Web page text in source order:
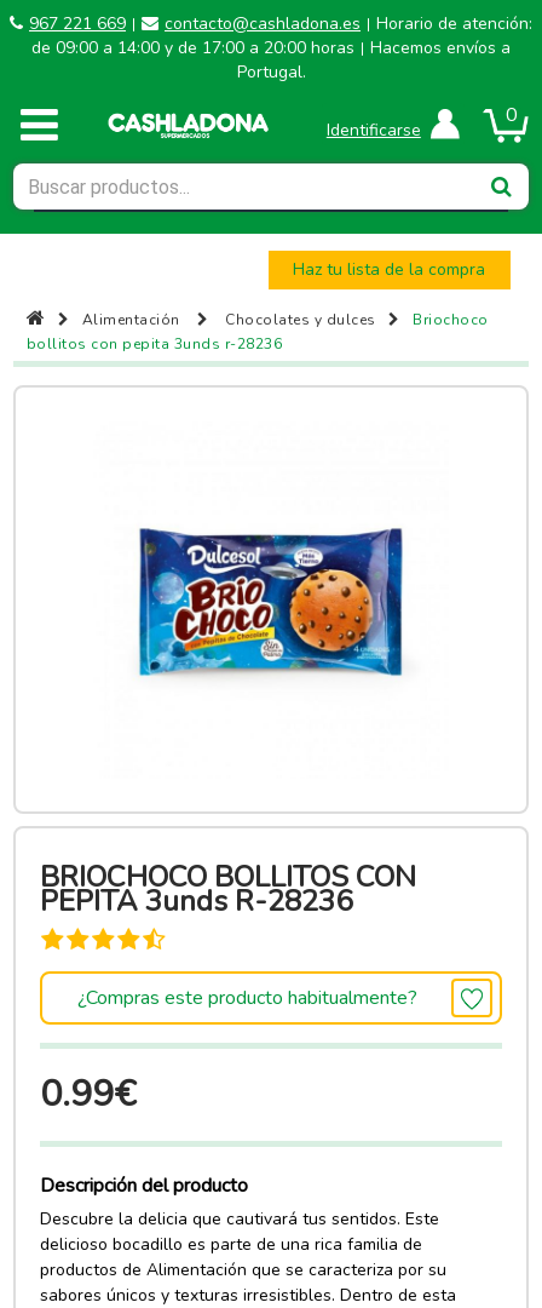
967 221 669 | contacto@cashladona.es | Horario de atención:
de 09:00 a 14:00 y de 17:00 a 20:00 horas | Hacemos envíos a
Portugal.
0
Identificarse
Haz tu lista de la compra
Alimentación Chocolates y dulces
Briochoco
bollitos con pepita 3unds r-28236
BRIOCHOCO BOLLITOS CON
PEPITA 3unds R-28236
¿Compras este producto habitualmente?
0.99€
Descripción del producto
Descubre la delicia que cautivará tus sentidos. Este
delicioso bocadillo es parte de una rica familia de
productos de Alimentación que se caracteriza por su
sabores únicos y texturas irresistibles. Dentro de esta